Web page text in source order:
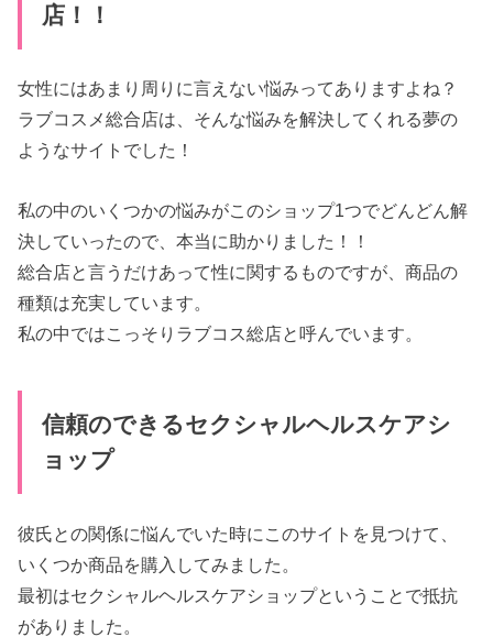
店！！
女性にはあまり周りに言えない悩みってありますよね？
ラブコスメ総合店は、そんな悩みを解決してくれる夢の
ようなサイトでした！
私の中のいくつかの悩みがこのショップ1つでどんどん解
決していったので、本当に助かりました！！
総合店と言うだけあって性に関するものですが、商品の
種類は充実しています。
私の中ではこっそりラブコス総店と呼んでいます。
信頼のできるセクシャルヘルスケアシ
ョップ
彼氏との関係に悩んでいた時にこのサイトを見つけて、
いくつか商品を購入してみました。
最初はセクシャルヘルスケアショップということで抵抗
がありました。